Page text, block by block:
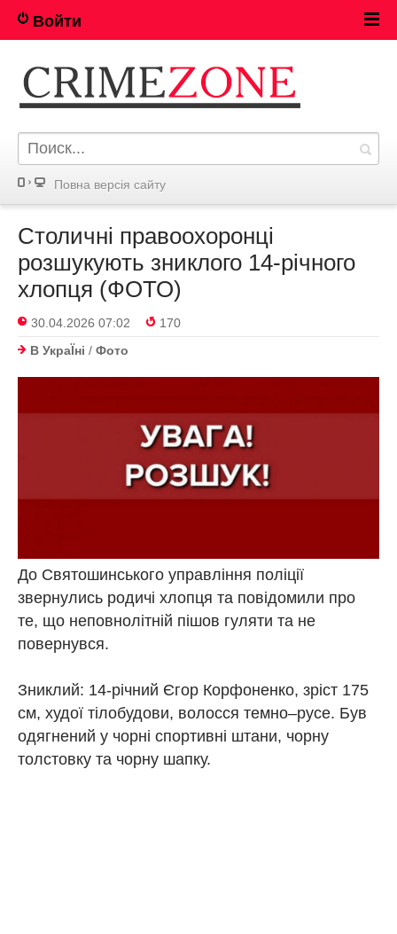
Войти
Повна версія сайту
Столичні правоохоронці
розшукують зниклого 14-річного
хлопця (ФОТО)
30.04.2026 07:02
170
В УкраЇнi / Фото
До Святошинського управління поліції
звернулись родичі хлопця та повідомили про
те, що неповнолітній пішов гуляти та не
повернувся.
Зниклий: 14-річний Єгор Корфоненко, зріст 175
см, худої тілобудови, волосся темно–русе. Був
одягнений у чорні спортивні штани, чорну
толстовку та чорну шапку.